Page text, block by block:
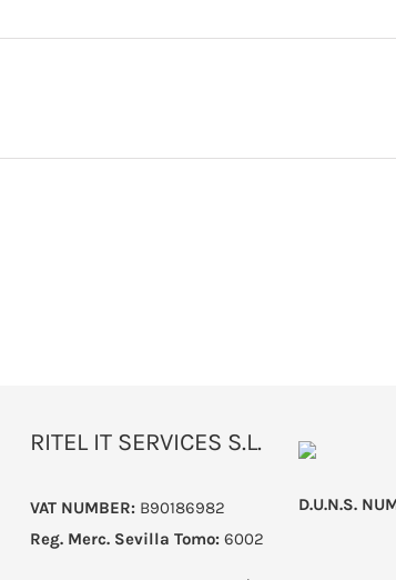
RITEL IT SERVICES S.L.
VAT NUMBER:B90186982
Reg. Merc. Sevilla Tomo:6002
D.U.N.S.